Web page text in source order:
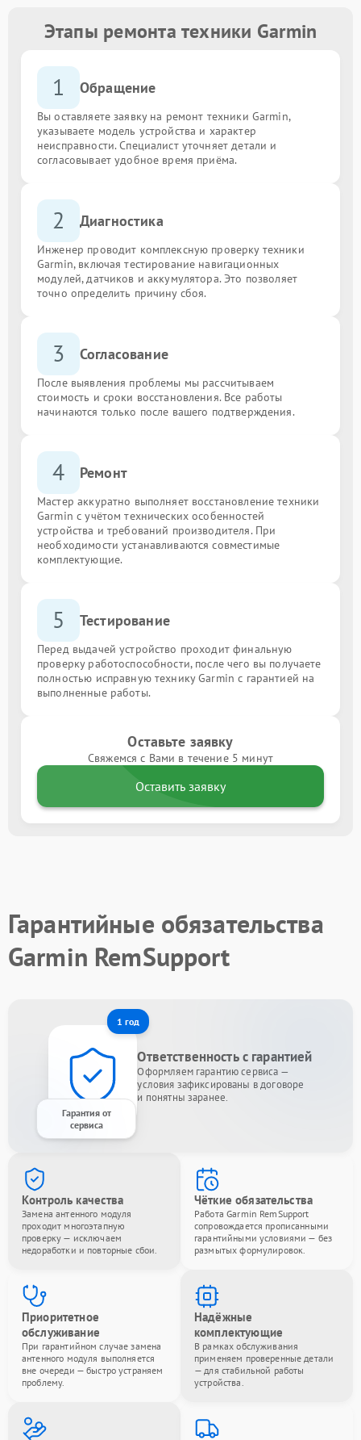
Этапы ремонта техники Garmin
1 Обращение
Вы оставляете заявку на ремонт техники Garmin,
указываете модель устройства и характер
неисправности. Специалист уточняет детали и
согласовывает удобное время приёма.
2 Диагностика
Инженер проводит комплексную проверку техники
Garmin, включая тестирование навигационных
модулей, датчиков и аккумулятора. Это позволяет
точно определить причину сбоя.
3 Согласование
После выявления проблемы мы рассчитываем
стоимость и сроки восстановления. Все работы
начинаются только после вашего подтверждения.
4 Ремонт
Мастер аккуратно выполняет восстановление техники
Garmin с учётом технических особенностей
устройства и требований производителя. При
необходимости устанавливаются совместимые
комплектующие.
5 Тестирование
Перед выдачей устройство проходит финальную
проверку работоспособности, после чего вы получаете
полностью исправную технику Garmin с гарантией на
выполненные работы.
Оставьте заявку
Свяжемся с Вами в течение 5 минут
Оставить заявку
Гарантийные обязательства
Garmin RemSupport
1 год
Гарантия от
сервиса
Ответственность с гарантией
Оформляем гарантию сервиса —
условия зафиксированы в договоре
и понятны заранее.
Контроль качества
Замена антенного модуля
проходит многоэтапную
проверку — исключаем
недоработки и повторные сбои.
Чёткие обязательства
Работа Garmin RemSupport
сопровождается прописанными
гарантийными условиями — без
размытых формулировок.
Приоритетное
обслуживание
При гарантийном случае замена
антенного модуля выполняется
вне очереди — быстро устраняем
проблему.
Надёжные
комплектующие
В рамках обслуживания
применяем проверенные детали
— для стабильной работы
устройства.